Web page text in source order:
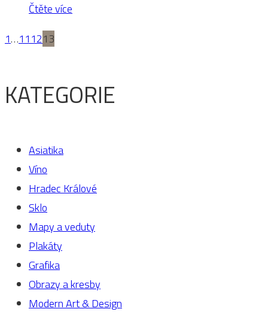
Čtěte více
1…111213
KATEGORIE
Asiatika
Víno
Hradec Králové
Sklo
Mapy a veduty
Plakáty
Grafika
Obrazy a kresby
Modern Art & Design